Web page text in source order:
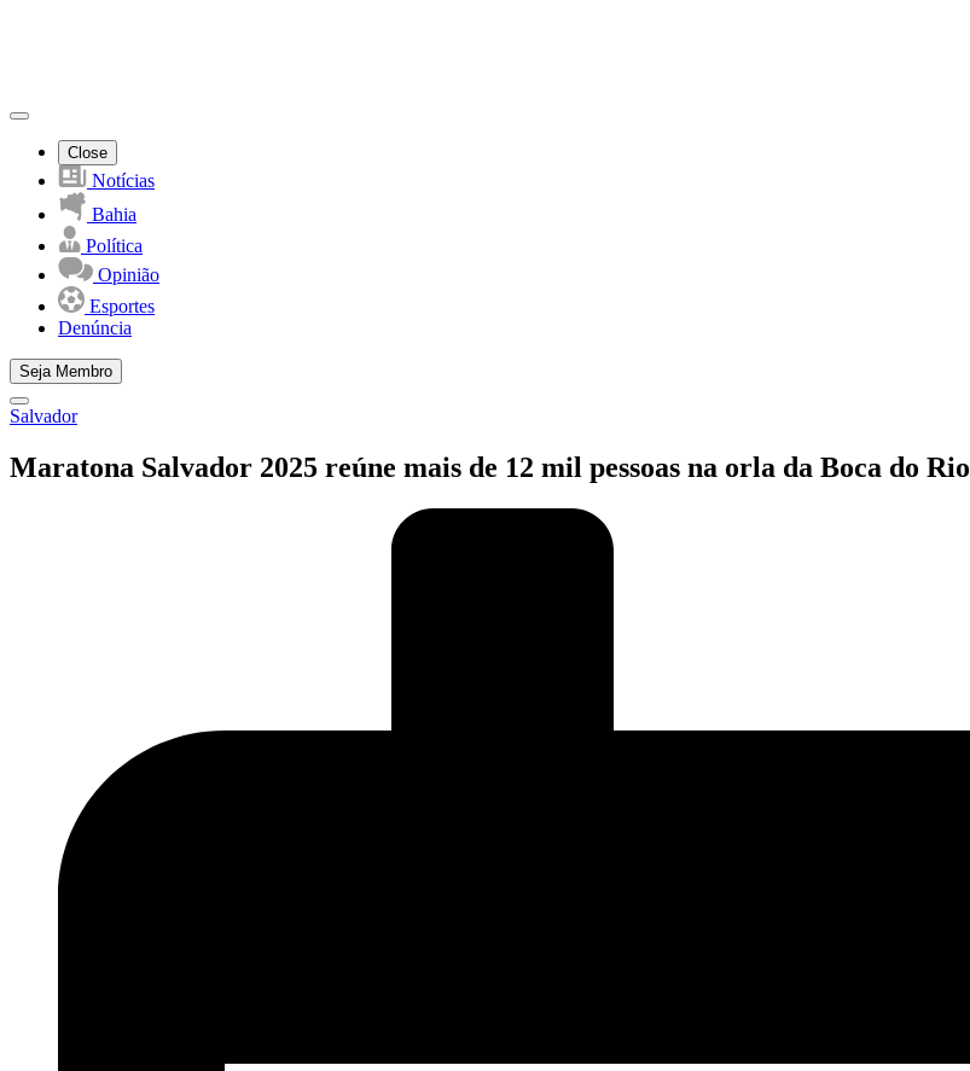
Close
Notícias
Bahia
Política
Opinião
Esportes
Denúncia
Seja Membro
Salvador
Maratona Salvador 2025 reúne mais de 12 mil pessoas na orla da Boca do Rio